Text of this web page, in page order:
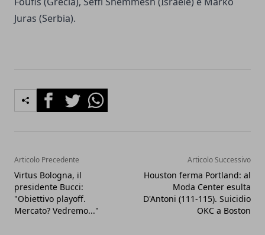
Juras (Serbia).
FacebookTwitterWhatsapp
Articolo Precedente
Virtus Bologna, il
presidente Bucci:
"Obiettivo playoff.
Mercato? Vedremo..."
Articolo Successivo
Houston ferma Portland: al
Moda Center esulta
D'Antoni (111-115). Suicidio
OKC a Boston